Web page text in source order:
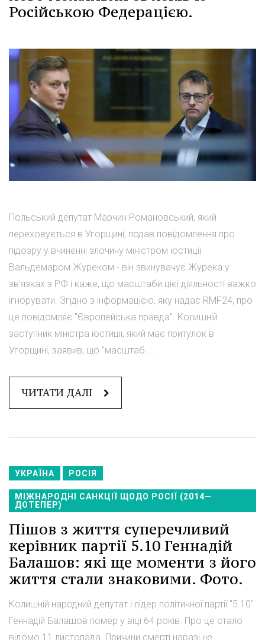
Російською Федерацією.
Польський депутат Марчин Романовський, який
переховується в Угорщині, подав повідомлення про
підозру у вчиненні злочину міністром юстиції
Вальдемаром Журеком - він звинувачує Журека у
зв'язках з РФ і каже, що масштаби цієї діяльності важко
ігнорувати. Згідно з інформацією, яку надає RMF24, про
це повідомляє "Європейська правда". Колишній
заступник міністра юстиції, який має притулок в
Угорщині, заявив, що "масштаб ...
ЧИТАТИ ДАЛІ
УКРАЇНА РОСІЯ
МІЖНАРОДНІ САНКЦІЇ ЩОДО РОСІЇ (2014—
ДОТЕПЕР)
Пішов з життя суперечливий
керівник партії 5.10 Геннадій
Балашов: які ще моменти з його
життя стали знаковими. Фото.
Колишній народний депутат і лідер політичної партії "5.10"
Геннадій Балашов помер у віці 64 років. Про це стало
відомо 11 листопада. Причини смерті наразі не